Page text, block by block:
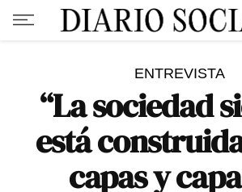
ENTREVISTA
“La sociedad
está
capas y